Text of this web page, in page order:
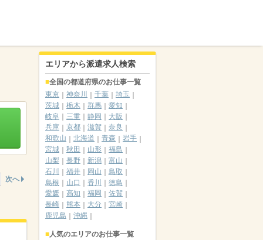
次へ
エリアから派遣求人検索
全国の都道府県のお仕事一覧
東京
神奈川 千葉
埼玉
茨城
栃木 群馬
愛知
岐阜
三重 静岡
大阪
兵庫
京都 滋賀
奈良
和歌山
北海道 青森
岩手
宮城
秋田 山形
福島
山梨
長野 新潟
富山
石川
福井 岡山
鳥取
島根
山口 香川
徳島
愛媛
高知 福岡
佐賀
長崎
熊本 大分
宮崎
鹿児島
沖縄
人気のエリアのお仕事一覧